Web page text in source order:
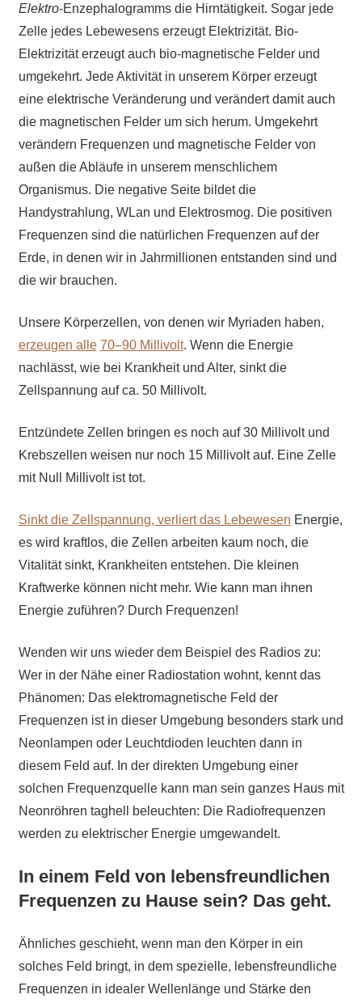
Elektro-Enzephalogramms die Hirntätigkeit. Sogar jede
Zelle jedes Lebewesens erzeugt Elektrizität. Bio-
Elektrizität erzeugt auch bio-magnetische Felder und
umgekehrt. Jede Aktivität in unserem Körper erzeugt
eine elektrische Veränderung und verändert damit auch
die magnetischen Felder um sich herum. Umgekehrt
verändern Frequenzen und magnetische Felder von
außen die Abläufe in unserem menschlichem
Organismus. Die negative Seite bildet die
Handystrahlung, WLan und Elektrosmog. Die positiven
Frequenzen sind die natürlichen Frequenzen auf der
Erde, in denen wir in Jahrmillionen entstanden sind und
die wir brauchen.
Unsere Körperzellen, von denen wir Myriaden haben,
erzeugen alle 70–90Millivolt. Wenn die Energie
nachlässt, wie bei Krankheit und Alter, sinkt die
Zellspannung auf ca. 50 Millivolt.
Entzündete Zellen bringen es noch auf 30 Millivolt und
Krebszellen weisen nur noch 15 Millivolt auf. Eine Zelle
mit Null Millivolt ist tot.
Sinkt die Zellspannung, verliert das Lebewesen Energie,
es wird kraftlos, die Zellen arbeiten kaum noch, die
Vitalität sinkt, Krankheiten entstehen. Die kleinen
Kraftwerke können nicht mehr. Wie kann man ihnen
Energie zuführen? Durch Frequenzen!
Wenden wir uns wieder dem Beispiel des Radios zu:
Wer in der Nähe einer Radiostation wohnt, kennt das
Phänomen: Das elektromagnetische Feld der
Frequenzen ist in dieser Umgebung besonders stark und
Neonlampen oder Leuchtdioden leuchten dann in
diesem Feld auf. In der direkten Umgebung einer
solchen Frequenzquelle kann man sein ganzes Haus mit
Neonröhren taghell beleuchten: Die Radiofrequenzen
werden zu elektrischer Energie umgewandelt.
In einem Feld von lebensfreundlichen
Frequenzen zu Hause sein? Das geht.
Ähnliches geschieht, wenn man den Körper in ein
solches Feld bringt, in dem spezielle, lebensfreundliche
Frequenzen in idealer Wellenlänge und Stärke den